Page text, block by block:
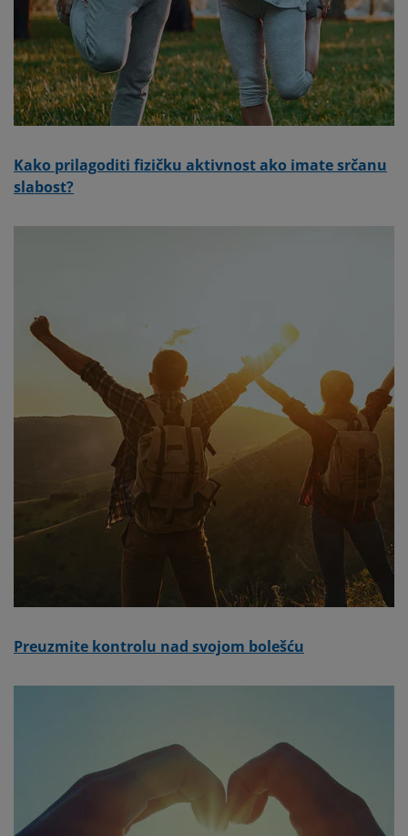
Kako prilagoditi fizičku aktivnost ako imate srčanu
slabost?
Preuzmite kontrolu nad svojom bolešću